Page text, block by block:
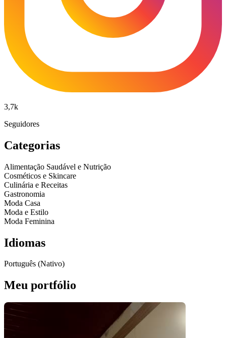
3,7k
Seguidores
Categorias
Alimentação Saudável e Nutrição
Cosméticos e Skincare
Culinária e Receitas
Gastronomia
Moda Casa
Moda e Estilo
Moda Feminina
Idiomas
Português (Nativo)
Meu portfólio